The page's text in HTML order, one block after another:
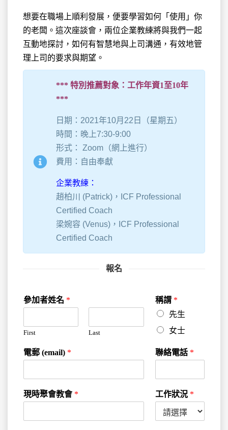
想要在職場上順利發展，便要學習如何「使用」你
的老闆。這次座談會，兩位企業教練將與我們一起
互動地探討，如何有智慧地與上司溝通，有效地管
理上司的要求與期望。
*** 特別推薦對象：工作年資1至10年
***
日期：2021年10月22日（星期五）
時間：晚上7:30-9:00
形式： Zoom（網上進行）
費用：自由奉獻
企業教練：
趙柏川 (Patrick)，ICF Professional
Certified Coach
梁婉容 (Venus)，ICF Professional
Certified Coach
報名
參加者姓名 *
First Last
稱謂 *
先生
女士
電郵 (email) * 聯絡電話 *
現時聚會教會 * 工作狀況 *